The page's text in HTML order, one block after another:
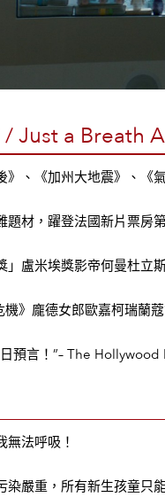
/ Just a Breath
》、《加州大地震》、《
材，躍登法國新片票房
盧米埃獎影帝何曼杜立
》龐德女郎歐嘉柯瑞蘭蔻
預言！ ”– The Hollywood
無法呼吸！
染嚴重，所有新生孩童只